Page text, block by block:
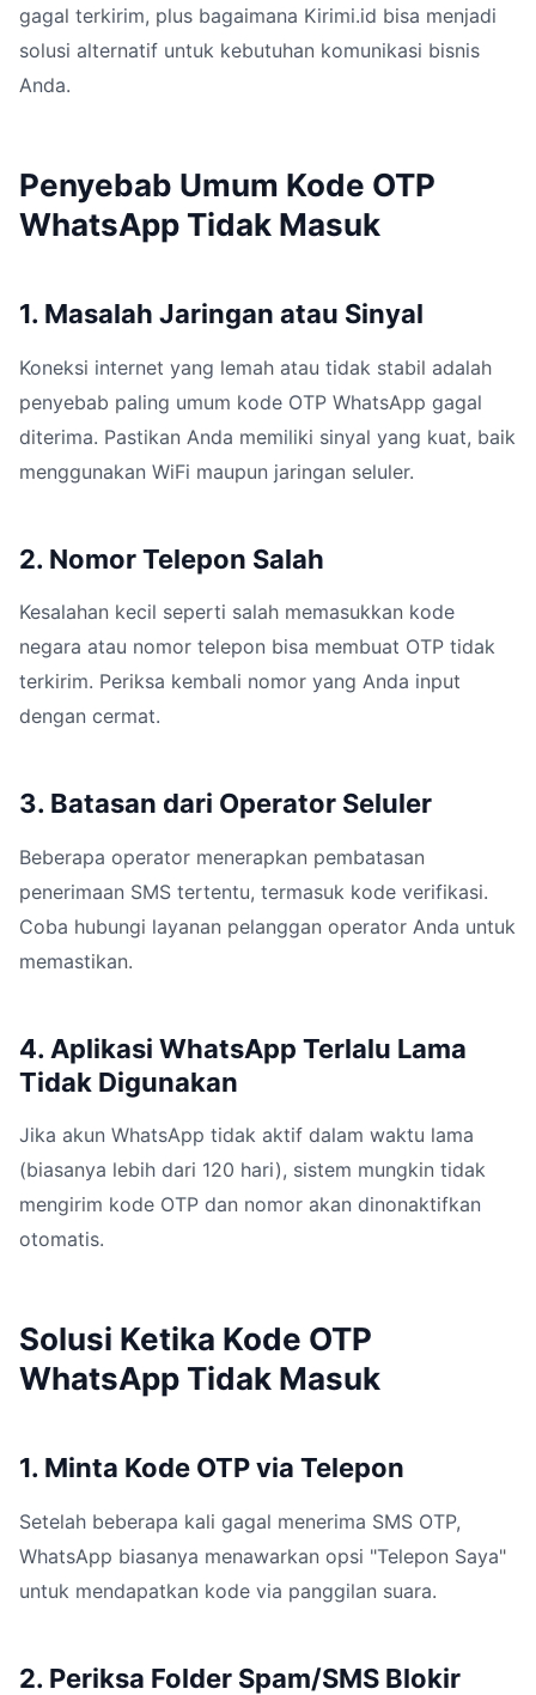
gagal terkirim, plus bagaimana Kirimi.id bisa menjadi
solusi alternatif untuk kebutuhan komunikasi bisnis
Anda.
Penyebab Umum Kode OTP
WhatsApp Tidak Masuk
1. Masalah Jaringan atau Sinyal
Koneksi internet yang lemah atau tidak stabil adalah
penyebab paling umum kode OTP WhatsApp gagal
diterima. Pastikan Anda memiliki sinyal yang kuat, baik
menggunakan WiFi maupun jaringan seluler.
2. Nomor Telepon Salah
Kesalahan kecil seperti salah memasukkan kode
negara atau nomor telepon bisa membuat OTP tidak
terkirim. Periksa kembali nomor yang Anda input
dengan cermat.
3. Batasan dari Operator Seluler
Beberapa operator menerapkan pembatasan
penerimaan SMS tertentu, termasuk kode verifikasi.
Coba hubungi layanan pelanggan operator Anda untuk
memastikan.
4. Aplikasi WhatsApp Terlalu Lama
Tidak Digunakan
Jika akun WhatsApp tidak aktif dalam waktu lama
(biasanya lebih dari 120 hari), sistem mungkin tidak
mengirim kode OTP dan nomor akan dinonaktifkan
otomatis.
Solusi Ketika Kode OTP
WhatsApp Tidak Masuk
1. Minta Kode OTP via Telepon
Setelah beberapa kali gagal menerima SMS OTP,
WhatsApp biasanya menawarkan opsi "Telepon Saya"
untuk mendapatkan kode via panggilan suara.
2. Periksa Folder Spam/SMS Blokir